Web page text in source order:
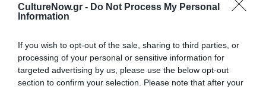
CultureNow.gr - Do Not Process My Personal
Information
If you wish to opt-out of the sale, sharing to third parties, or
processing of your personal or sensitive information for
targeted advertising by us, please use the below opt-out
section to confirm your selection. Please note that after your
συναναστρεφόμαστε.»Με λίγα λόγια, τα διακριτά ίχνη
γύρισμα του 21ού αιώνα.
* Δημήτρης Πικιώνης, «Πρόλογος για τη Λαϊκή Τέχνη» (1927),
Κείμενα. Μορφωτικό Ίδρυμα Εθνικής Τραπέζης, 1985.